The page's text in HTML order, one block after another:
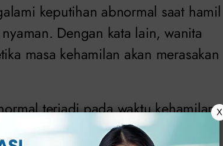
keputihan abnormal saat hamil
Dengan kata lain, wanita
masa kehamilan akan merasakan
terjadi pada waktu kehamilan,
keputihan abnormal saat hamil
X